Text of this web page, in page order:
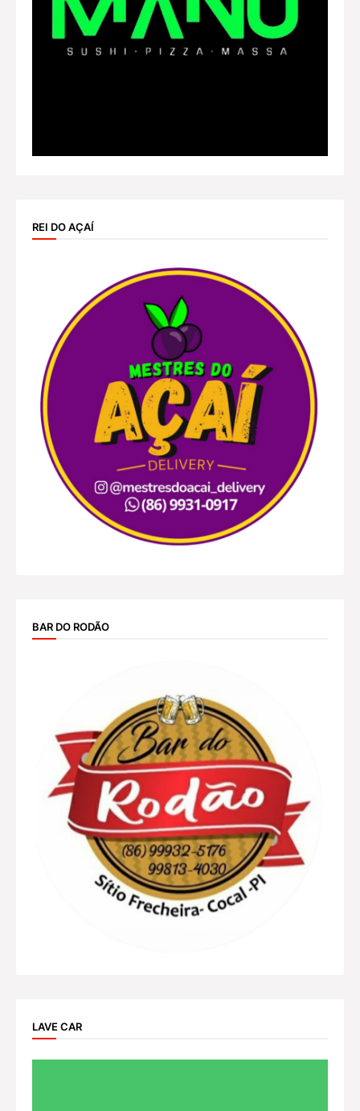
REI DO AÇAÍ
BAR DO RODÃO
LAVE CAR